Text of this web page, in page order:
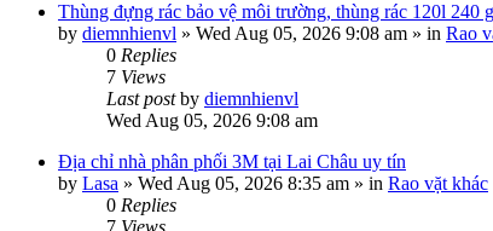
Thùng đựng rác bảo vệ môi trường, thùng rác 120l 240
by diemnhienvl » Wed Aug 05, 2026 9:08 am » in Rao
0 Replies
7 Views
Last postby diemnhienvl
Wed Aug 05, 2026 9:08 am
Địa chỉ nhà phân phối 3M tại Lai Châu uy tín
by Lasa » Wed Aug 05, 2026 8:35 am » in Rao vặt khác
0 Replies
7 Views